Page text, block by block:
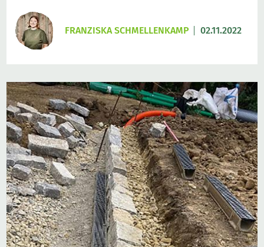
FRANZISKA SCHMELLENKAMP 02.11.2022